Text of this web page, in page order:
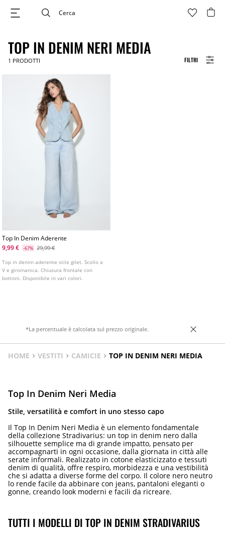
FILTRI
TOP IN DENIM NERI MEDIA
1 PRODOTTI
Top In Denim Aderente
9,99 €
-67% 29,99 €
Top in denim aderente stile gilet. Scollo a
V e giromanica. Chiusura frontale con
bottoni. Disponibile in vari colori.
*La percentuale è calcolata sul prezzo originale.
HOME VESTITI CAMICIE TOP IN DENIM NERI MEDIA
Top In Denim Neri Media
Stile, versatilità e comfort in uno stesso capo
Il Top In Denim Neri Media è un elemento fondamentale
della collezione Stradivarius: un top in denim nero dalla
silhouette semplice ma di grande impatto, pensato per
accompagnarti in ogni occasione, dalla giornata in città alle
serate informali. Realizzato in cotone elasticizzato e tessuti
denim di qualità, offre respiro, morbidezza e una vestibilità
che si adatta a diverse forme del corpo. Il colore nero neutro
lo rende facile da abbinare con jeans, pantaloni eleganti o
gonne, creando look moderni e facili da ricreare.
TUTTI I MODELLI DI TOP IN DENIM STRADIVARIUS